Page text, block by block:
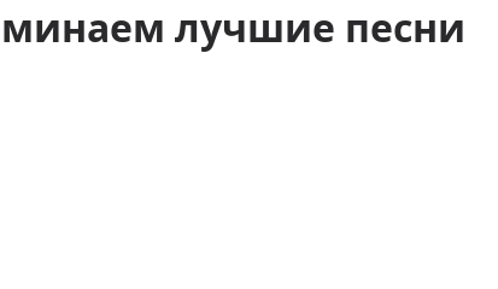
лучшие песни